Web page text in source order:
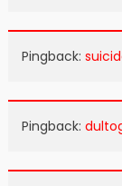
Pingback:
Pingback: